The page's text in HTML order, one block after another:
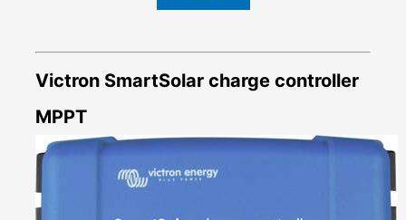
Victron SmartSolar charge controller
MPPT